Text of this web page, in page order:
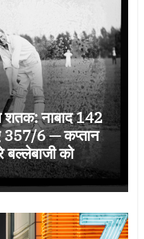
नाबाद 142
357/6 — कप्तान
को